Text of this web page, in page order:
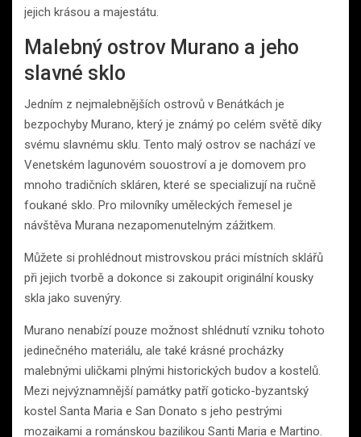
jejich krásou a majestátu.
Malebný ostrov Murano a jeho
slavné sklo
Jedním z nejmalebnějších ostrovů v Benátkách je
bezpochyby Murano, který je známý po celém světě díky
svému slavnému sklu. Tento malý ostrov se nachází ve
Venetském lagunovém souostroví a je domovem pro
mnoho tradičních skláren, které se specializují na ručně
foukané sklo. Pro milovníky uměleckých řemesel je
návštěva Murana nezapomenutelným zážitkem.
Můžete si prohlédnout mistrovskou práci místních sklářů
při jejich tvorbě a dokonce si zakoupit originální kousky
skla jako suvenýry.
Murano nenabízí pouze možnost shlédnutí vzniku tohoto
jedinečného materiálu, ale také krásné procházky
malebnými uličkami plnými historických budov a kostelů.
Mezi nejvýznamnější památky patří goticko-byzantský
kostel Santa Maria e San Donato s jeho pestrými
mozaikami a románskou bazilikou Santi Maria e Martino.